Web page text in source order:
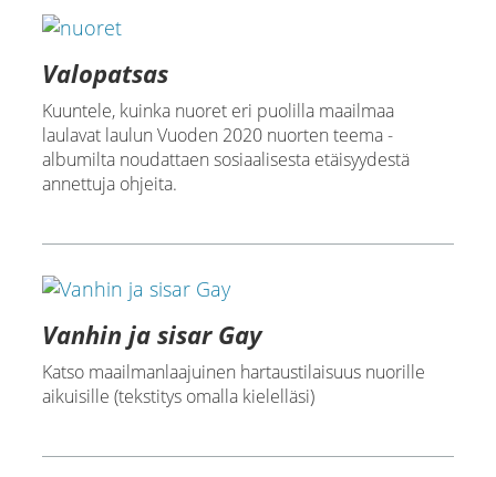
Valopatsas
Kuuntele, kuinka nuoret eri puolilla maailmaa
laulavat laulun Vuoden 2020 nuorten teema -
albumilta noudattaen sosiaalisesta etäisyydestä
annettuja ohjeita.
Vanhin ja sisar Gay
Katso maailmanlaajuinen hartaustilaisuus nuorille
aikuisille (tekstitys omalla kielelläsi)